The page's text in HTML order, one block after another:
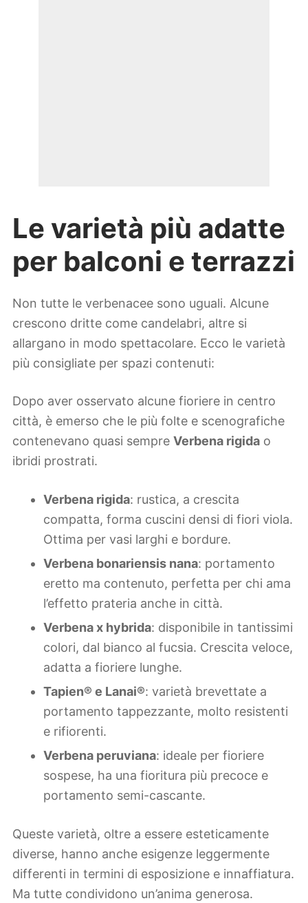
Le varietà più adatte
per balconi e terrazzi
Non tutte le verbenacee sono uguali. Alcune
crescono dritte come candelabri, altre si
allargano in modo spettacolare. Ecco le varietà
più consigliate per spazi contenuti:
Dopo aver osservato alcune fioriere in centro
città, è emerso che le più folte e scenografiche
contenevano quasi sempre Verbena rigida o
ibridi prostrati.
Verbena rigida: rustica, a crescita
compatta, forma cuscini densi di fiori viola.
Ottima per vasi larghi e bordure.
Verbena bonariensis nana: portamento
eretto ma contenuto, perfetta per chi ama
l’effetto prateria anche in città.
Verbena x hybrida: disponibile in tantissimi
colori, dal bianco al fucsia. Crescita veloce,
adatta a fioriere lunghe.
Tapien® e Lanai®: varietà brevettate a
portamento tappezzante, molto resistenti
e rifiorenti.
Verbena peruviana: ideale per fioriere
sospese, ha una fioritura più precoce e
portamento semi-cascante.
Queste varietà, oltre a essere esteticamente
diverse, hanno anche esigenze leggermente
differenti in termini di esposizione e innaffiatura.
Ma tutte condividono un’anima generosa.